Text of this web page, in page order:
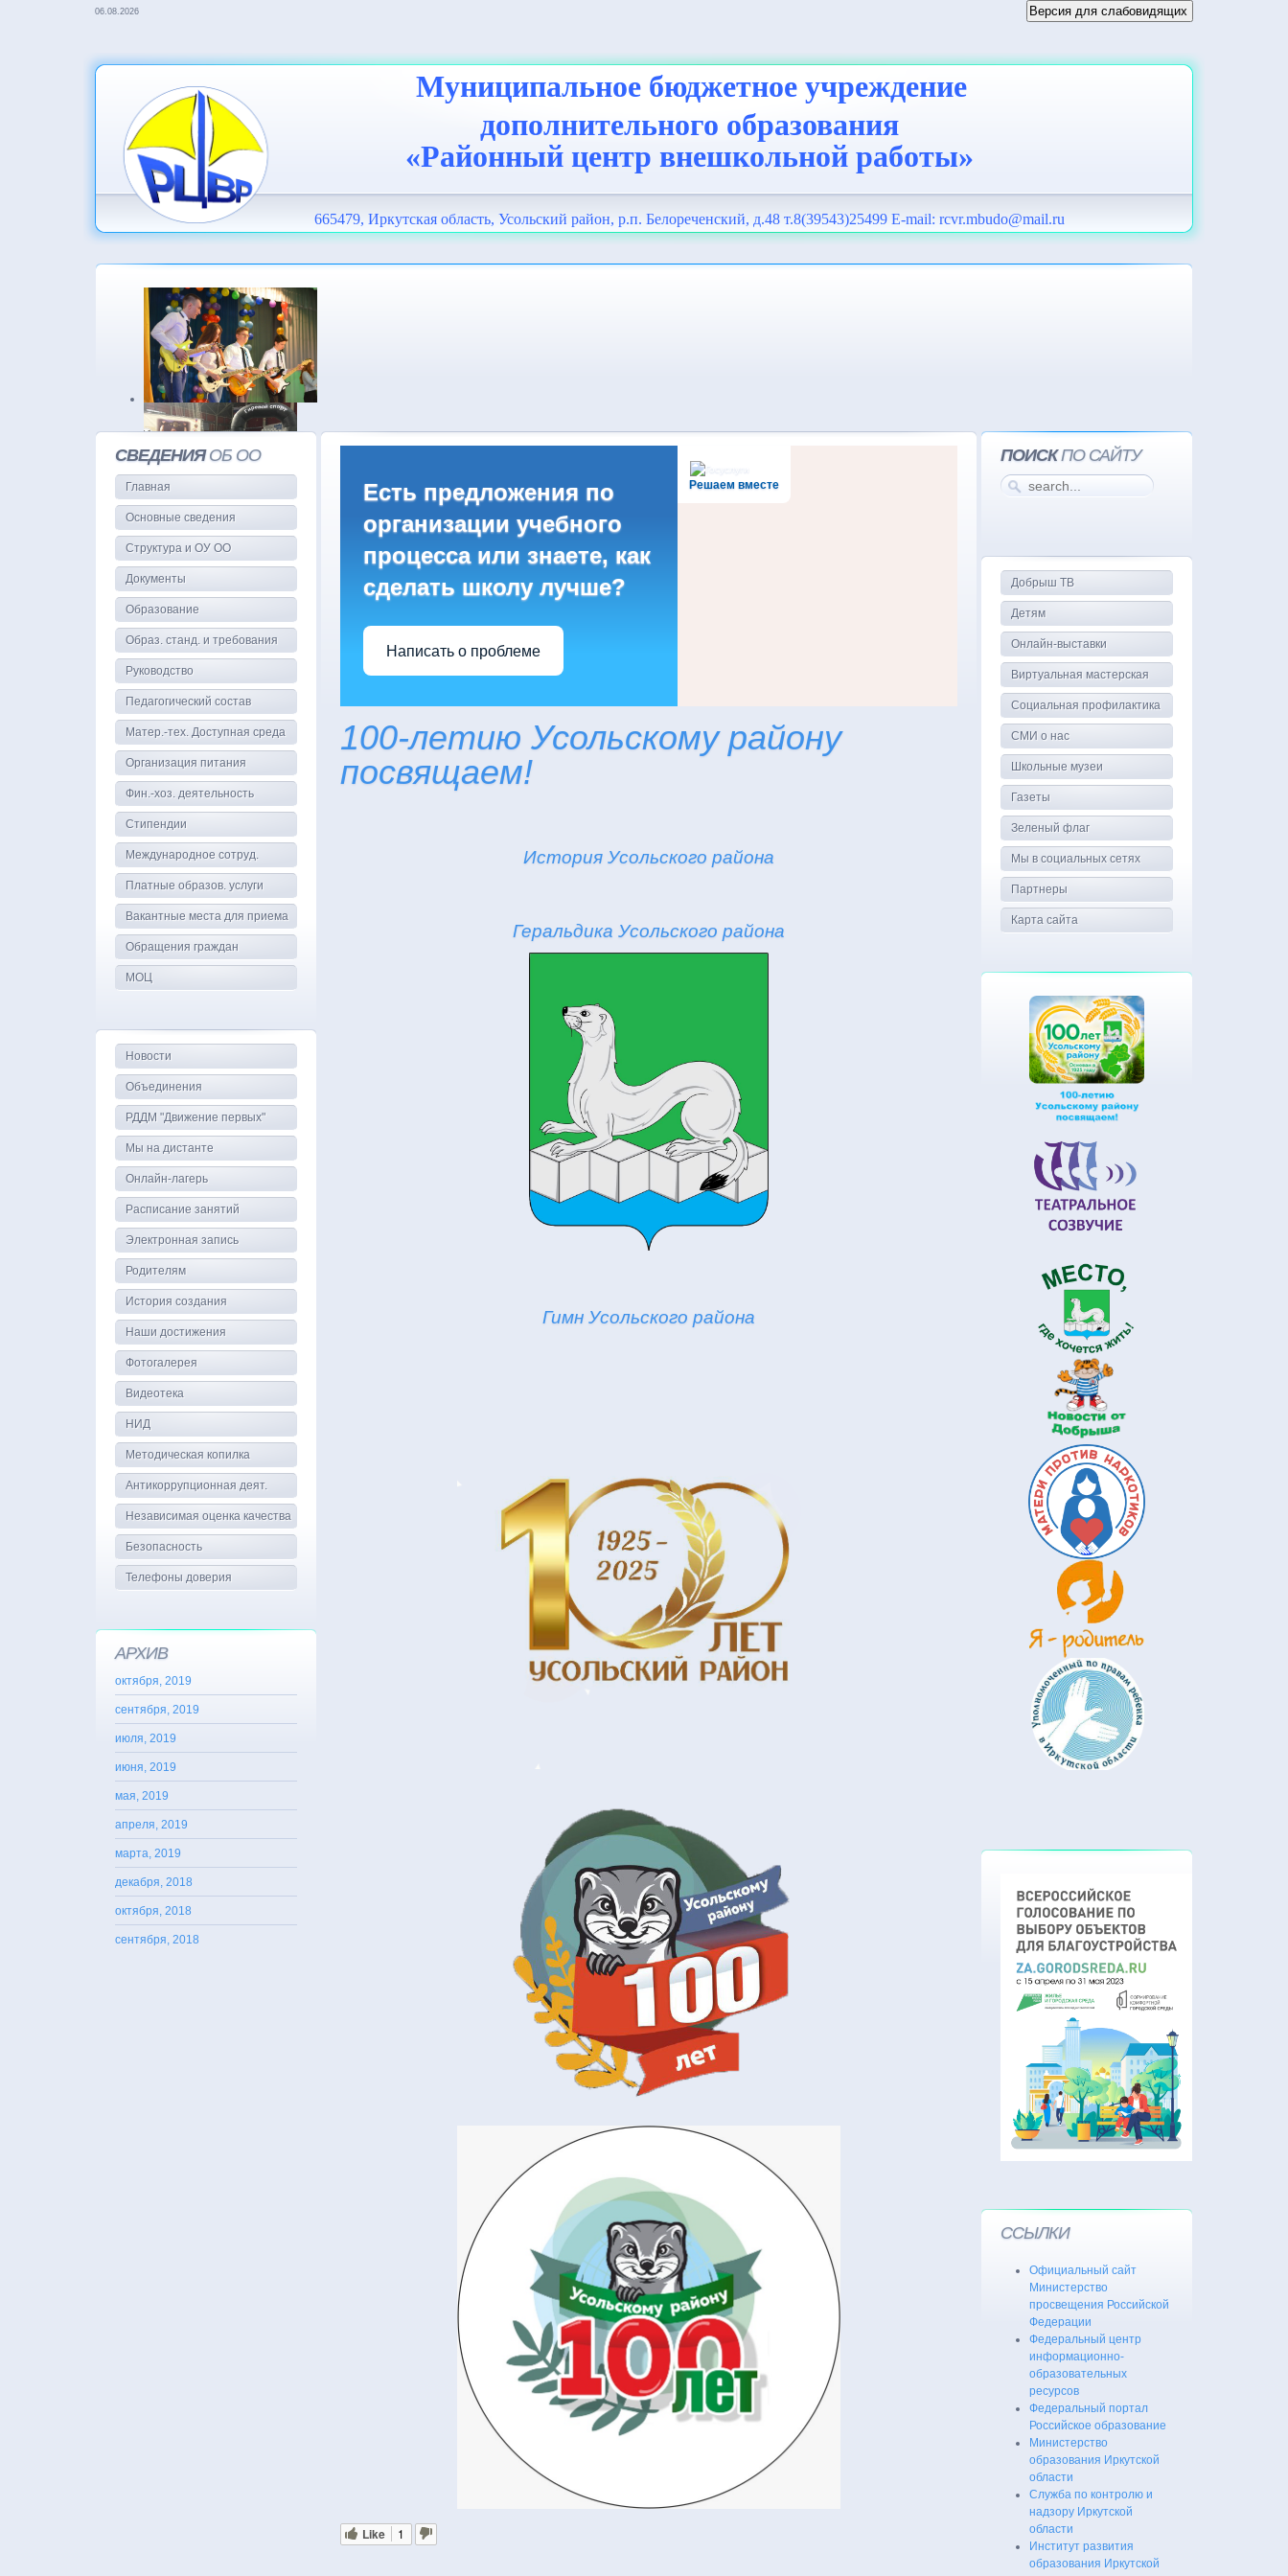
06.08.2026
Муниципальное бюджетное учреждение
дополнительного образования
«Районный центр внешкольной работы»
665479, Иркутская область, Усольский район, р.п. Белореченский, д.48 т.8(39543)25499 E-mail: rcvr.mbudo@mail.ru
Решаем вместе
Есть предложения по
организации учебного
процесса или знаете, как
сделать школу лучше?
Написать о проблеме
100-летию Усольскому району
посвящаем!
История Усольского района
Геральдика Усольского района
Гимн Усольского района
Like 1
СВЕДЕНИЯОБ ОО
Главная
Основные сведения
Структура и ОУ ОО
Документы
Образование
Образ. станд. и требования
Руководство
Педагогический состав
Матер.-тех. Доступная среда
Организация питания
Фин.-хоз. деятельность
Стипендии
Международное сотруд.
Платные образов. услуги
Вакантные места для приема
Обращения граждан
МОЦ
Новости
Объединения
РДДМ "Движение первых"
Мы на дистанте
Онлайн-лагерь
Расписание занятий
Электронная запись
Родителям
История создания
Наши достижения
Фотогалерея
Видеотека
НИД
Методическая копилка
Антикоррупционная деят.
Независимая оценка качества
Безопасность
Телефоны доверия
АРХИВ
октября, 2019
сентября, 2019
июля, 2019
июня, 2019
мая, 2019
апреля, 2019
марта, 2019
декабря, 2018
октября, 2018
сентября, 2018
ПОИСКПО САЙТУ
Добрыш ТВ
Детям
Онлайн-выставки
Виртуальная мастерская
Социальная профилактика
СМИ о нас
Школьные музеи
Газеты
Зеленый флаг
Мы в социальных сетях
Партнеры
Карта сайта
ССЫЛКИ
Официальный сайт
Министерство
просвещения Российской
Федерации
Федеральный центр
информационно-
образовательных
ресурсов
Федеральный портал
Российское образование
Министерство
образования Иркутской
области
Служба по контролю и
надзору Иркутской
области
Институт развития
образования Иркутской